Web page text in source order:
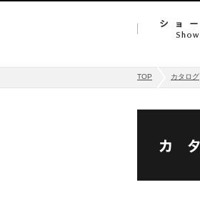
TOP カタログ